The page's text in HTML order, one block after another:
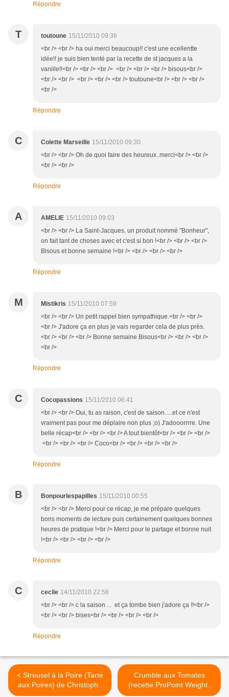
Répondre
T toutoune 15/11/2010 09:36
<br /> <br /> ha oui merci beaucoup!! c'est une ecellentte
idée!! je suis bien tenté par la recette de st jacques a la
vanille!!<br /> <br /> <br /> <br /> <br /> <br /> bisous<br />
<br /> <br /> <br /> <br /> <br /> toutoune<br /> <br /> <br />
<br />
Répondre
C Colette Marseille 15/11/2010 09:30
<br /> <br /> Oh de quoi faire des heureux..merci<br /> <br />
<br /> <br />
Répondre
A AMELIE 15/11/2010 09:03
<br /> <br /> La Saint-Jacques, un produit nommé "Bonheur",
on fait tant de choses avec et c'est si bon !<br /> <br /> <br />
Bisous et bonne semaine !<br /> <br /> <br /> <br />
Répondre
M Mistikris 15/11/2010 07:59
<br /> <br /> Un petit rappel bien sympathique.<br /> <br />
<br /> J'adore ça en plus je vais regarder cela de plus près.
<br /> <br /> <br /> Bonne semaine Bisous<br /> <br /> <br />
<br />
Répondre
C Cocopassions 15/11/2010 06:41
<br /> <br /> Oui, tu as raison, c'est de saison.....et ce n'est
vraiment pas pour me déplaire non plus ;o) J'adooorrrre. Une
belle récap<br /> <br /> <br /> A tout bientôt<br /> <br /> <br />
<br /> <br /> <br /> Coco<br /> <br /> <br /> <br />
Répondre
B Bonpourlespapilles 15/11/2010 00:55
<br /> <br /> Merci pour ce récap, je me prépare quelques
bons moments de lecture puis certainement quelques bonnes
heures de pratique !<br /> Merci pour le partage et bonne nuit
!<br /> <br /> <br /> <br />
Répondre
C cecile 14/11/2010 22:58
<br /> <br /> c la saison ... et ça tombe bien j'adore ça !!<br />
<br /> <br /> bises<br /> <br /> <br /> <br />
Répondre
< Streusel à la Poire (Tarte
aux Poires) de Christophe
Felder
Crumble aux Tomates
(recette ProPoint Weight-
Watchers) >